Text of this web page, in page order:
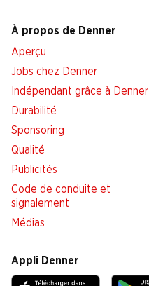
À propos de Denner
Aperçu
Jobs chez Denner
Indépendant grâce à Denner
Durabilité
Sponsoring
Qualité
Publicités
Code de conduite et
signalement
Médias
Appli Denner